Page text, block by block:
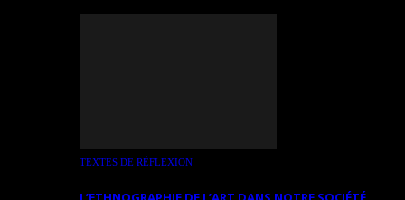
TEXTES DE RÉFLEXION